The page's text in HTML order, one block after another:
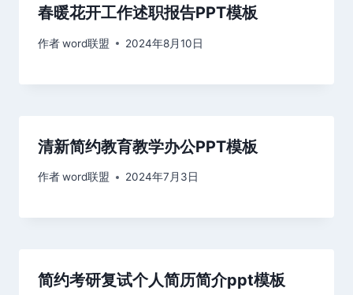
春暖花开工作述职报告PPT模板
作者word联盟 2024年8月10日
清新简约教育教学办公PPT模板
作者word联盟 2024年7月3日
简约考研复试个人简历简介ppt模板